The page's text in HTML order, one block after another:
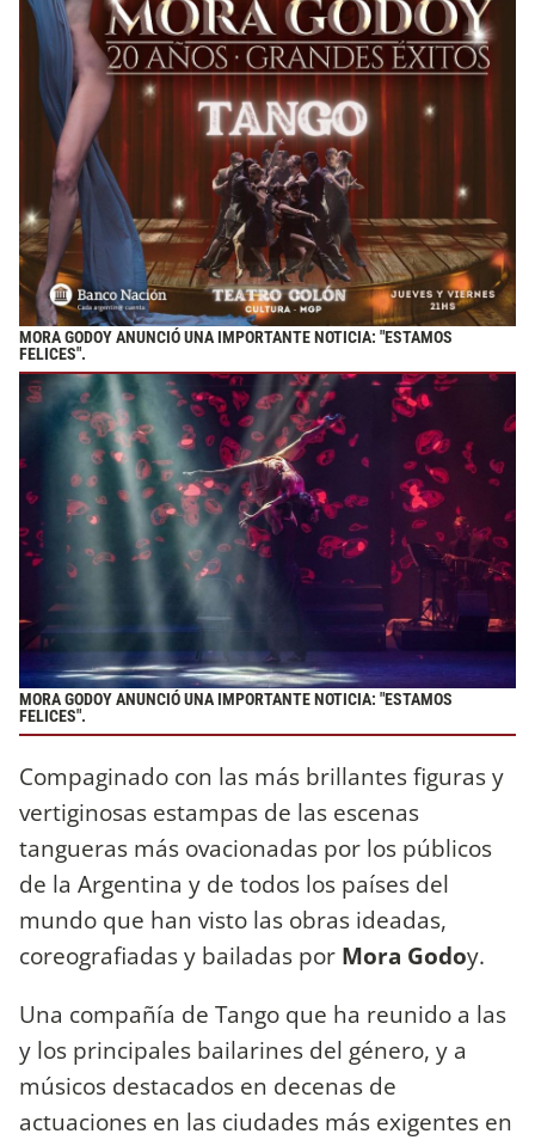
MORA GODOY ANUNCIÓ UNA IMPORTANTE NOTICIA: "ESTAMOS
FELICES".
MORA GODOY ANUNCIÓ UNA IMPORTANTE NOTICIA: "ESTAMOS
FELICES".
Compaginado con las más brillantes figuras y
vertiginosas estampas de las escenas
tangueras más ovacionadas por los públicos
de la Argentina y de todos los países del
mundo que han visto las obras ideadas,
coreografiadas y bailadas por Mora Godoy.
Una compañía de Tango que ha reunido a las
y los principales bailarines del género, y a
músicos destacados en decenas de
actuaciones en las ciudades más exigentes en